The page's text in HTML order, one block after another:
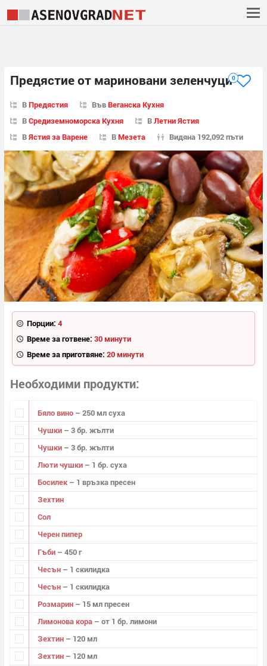
Предястие от мариновани зеленчуци0
ВПредястия ВъвВеганска Кухня
ВСредиземноморска Кухня ВЛетни Ястия
ВЯстия за Варене ВМезета Видяна 192,092 пъти
Порции: 4
Време за готвене: 30 минути
Време за приготвяне: 20 минути
Необходими продукти
Бяло вино – 250 мл суха
Чушки – 3 бр. жълти
Чушки – 3 бр. жълти
Люти чушки – 1 бр. суха
Босилек – 1 връзка пресен
Зехтин
Сол
Черен пипер
Гъби – 450 г
Чесън – 1 скилидка
Чесън – 1 скилидка
Розмарин – 15 мл пресен
Лимонова кора – от 1 бр. лимони
Зехтин – 120 мл
Зехтин – 120 мл